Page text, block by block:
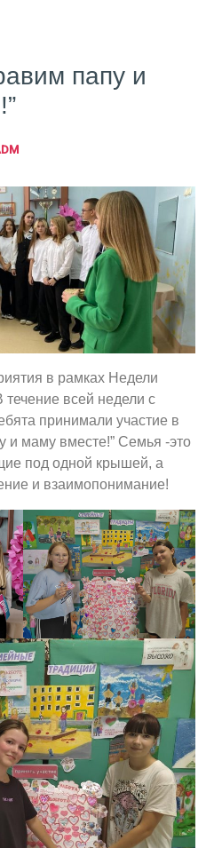
папу и
в рамках Недели
всей недели с
принимали участие в
и маму вместе!” Семья -это
под одной крышей, а
и взаимопонимание!